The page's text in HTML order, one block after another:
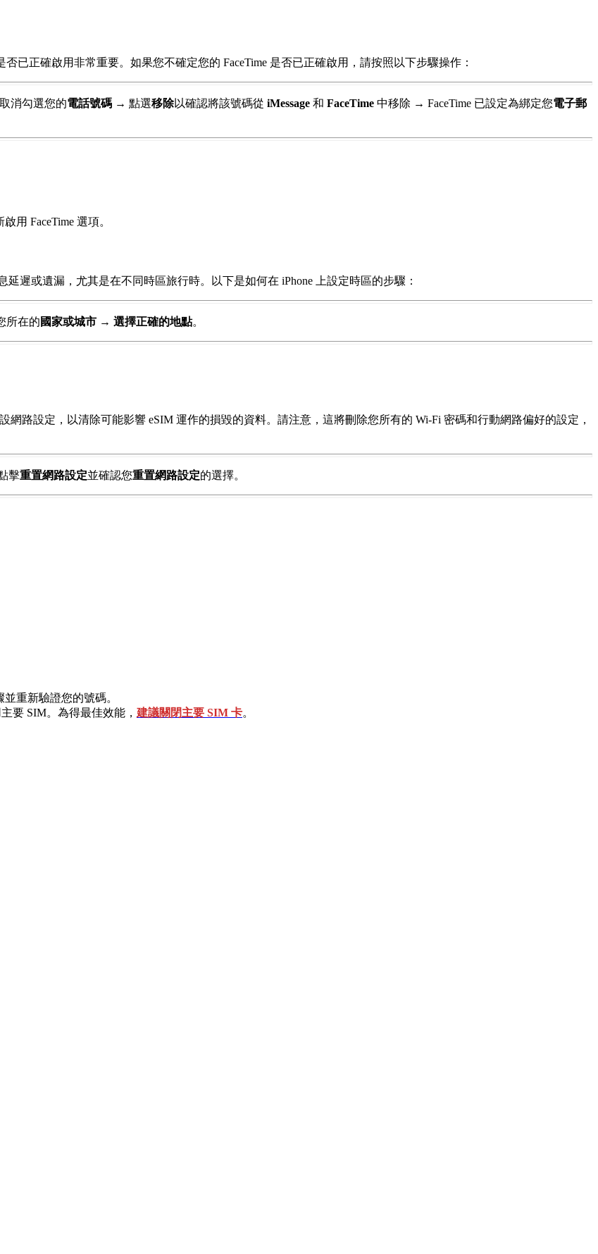
否已正確啟用非常重要。如果您不確定您的 FaceTime 是否已正確啟用，請按照以下步驟操作：
取消勾選您的電話號碼 → 點選移除以確認將該號碼從 iMessage 和 FaceTime 中移除 → FaceTime 已設定為綁定您電子郵
用 FaceTime 選項。
遲或遺漏，尤其是在不同時區旅行時。以下是如何在 iPhone 上設定時區的步驟：
所在的 國家或城市 → 選擇正確的地點。
網路設定，以清除可能影響 eSIM 運作的損毀的資料。請注意，這將刪除您所有的 Wi-Fi 密碼和行動網路偏好的設定，
擊重置網路設定並確認您重置網路設定的選擇。
重新驗證您的號碼。
要 SIM。為得最佳效能， 建議關閉主要 SIM 卡。